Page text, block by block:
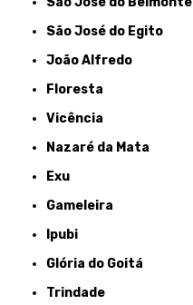
São José do Egito
João Alfredo
Floresta
Vicência
Nazaré da Mata
Exu
Gameleira
Ipubi
Glória do Goitá
Trindade